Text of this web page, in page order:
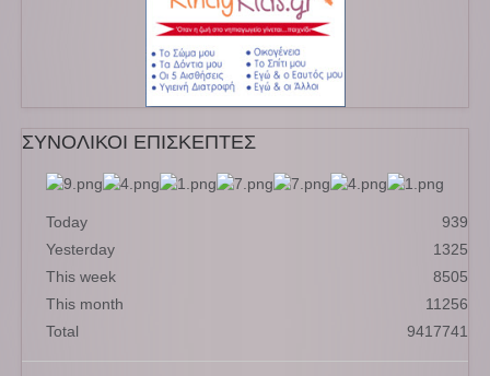
ΣΥΝΟΛΙΚΟΙ ΕΠΙΣΚΕΠΤΕΣ
Today
939
Yesterday
1325
This week
8505
This month
11256
Total
9417741